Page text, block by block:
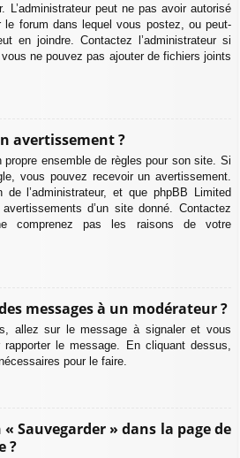
L’administrateur peut ne pas avoir autorisé
le forum dans lequel vous postez, ou peut-
en joindre. Contactez l’administrateur si
ne pouvez pas ajouter de fichiers joints
avertissement ?
propre ensemble de règles pour son site. Si
vous pouvez recevoir un avertissement.
de l’administrateur, et que phpBB Limited
d’un site donné. Contactez
comprenez pas les raisons de votre
messages à un modérateur ?
allez sur le message à signaler et vous
le message. En cliquant dessus,
pour le faire.
Sauvegarder » dans la page de
?